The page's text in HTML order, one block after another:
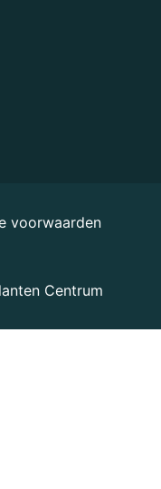
voorwaarden
Centrum